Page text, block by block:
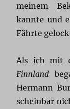
meinem
kannte und
Fährte
Als ich mit
Finnland
Hermann
scheinbar